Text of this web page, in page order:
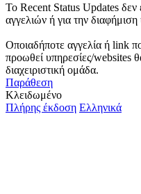
Το Recent Status Updates δεν
αγγελιών ή για την
Οποιαδήποτε αγγελία ή link
προωθεί υπηρεσίες/websites
διαχειριστική ομάδα.
Παράθεση
Κλειδωμένο
Πλήρης έκδοση Ελληνικά